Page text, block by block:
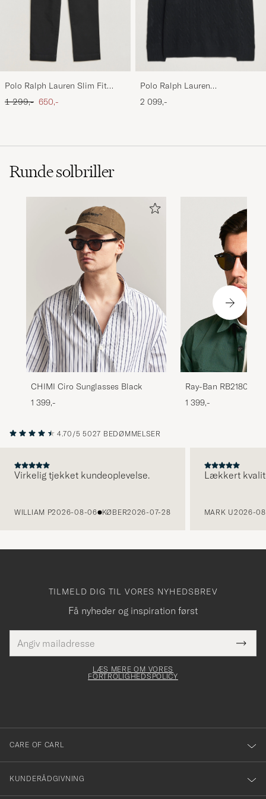
Polo Ralph Lauren Slim Fit
Stretch Chinos Black
Ordinary pris
1 299,- Nedsat pris
650,-
Polo Ralph Lauren
Wool/Cashmere Cable Half Zip
Polo Black
2 099,-
Runde solbriller
CHIMI Ciro Sunglasses Black
1 399,-
Ray-Ban RB2180
Sunglasses Dark
Brown
1 399,-
4.70/5 5027 BEDØMMELSER
Virkelig tjekket kundeoplevelse.
WILLIAM P2026-08-06 KØBER2026-07-28
Lækkert
MARK U2026-
TILMELD DIG TIL VORES NYHEDSBREV
Få nyheder og inspiration først
mailadresse
skal
Tack
för
dig
till
vårt
nyhetsbrev!
LÆS MERE OM VORES
FORTROLIGHEDSPOLICY
CARE OF CARL
KUNDERÅDGIVNING